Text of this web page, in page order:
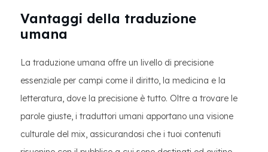
Vantaggi della traduzione
umana
La traduzione umana offre un livello di precisione
essenziale per campi come il diritto, la medicina e la
letteratura, dove la precisione è tutto. Oltre a trovare le
parole giuste, i traduttori umani apportano una visione
culturale del mix, assicurandosi che i tuoi contenuti